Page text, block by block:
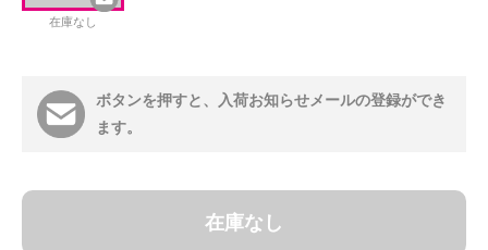
在庫なし
ボタンを押すと、入荷お知らせメールの登録ができ
ます。
在庫なし